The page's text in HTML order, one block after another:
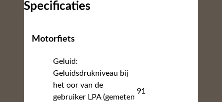
Specificaties
Motorfiets
Geluid:
Geluidsdrukniveau bij
het oor van de
gebruiker LPA (gemeten
91